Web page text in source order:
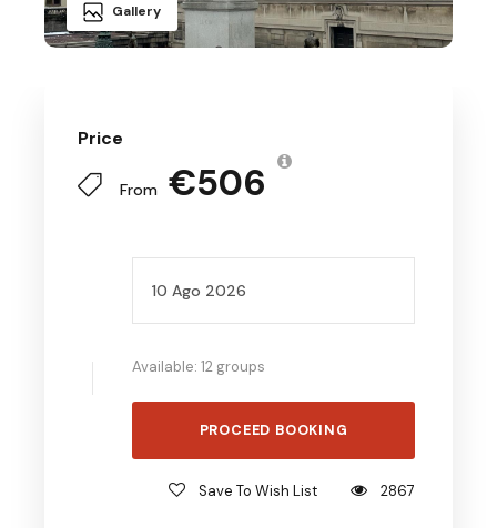
Gallery
Price
From €506
Available: 12 groups
Save To Wish List 2867